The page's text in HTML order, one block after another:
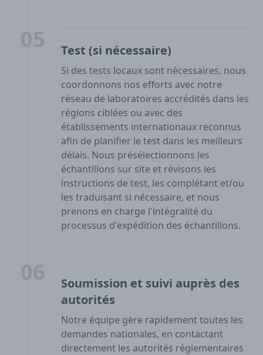
Test (si nécessaire)
Si des tests locaux sont nécessaires, nous
coordonnons nos efforts avec notre
réseau de laboratoires accrédités dans les
régions ciblées ou avec des
établissements internationaux reconnus
afin de planifier le test dans les meilleurs
délais. Nous présélectionnons les
échantillons sur site et révisons les
instructions de test, les complétant et/ou
les traduisant si nécessaire, et nous
prenons en charge l'intégralité du
processus d'expédition des échantillons.
Soumission et suivi auprès des
autorités
Notre équipe gère rapidement toutes les
demandes nationales, en contactant
directement les autorités réglementaires